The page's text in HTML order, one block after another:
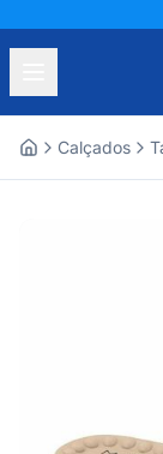
Calçados